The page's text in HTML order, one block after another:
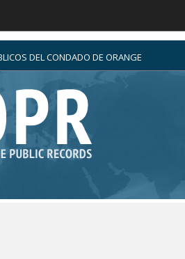
DEL CONDADO DE ORANGE